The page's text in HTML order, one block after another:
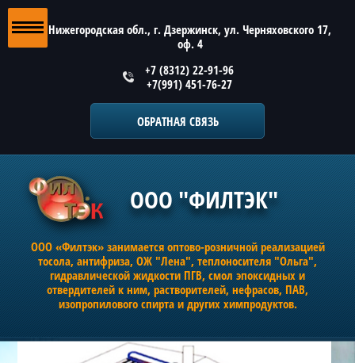
Нижегородская обл., г. Дзержинск, ул. Черняховского 17,
оф. 4
+7 (8312) 22-91-96
+7(991) 451-76-27
ОБРАТНАЯ СВЯЗЬ
ООО "ФИЛТЭК"
ООО «Филтэк» занимается оптово-розничной реализацией
тосола, антифриза, ОЖ "Лена", теплоносителя "Ольга",
гидравлической жидкости ПГВ, смол эпоксидных и
отвердителей к ним, растворителей, нефрасов, ПАВ,
изопропилового спирта и других химпродуктов.